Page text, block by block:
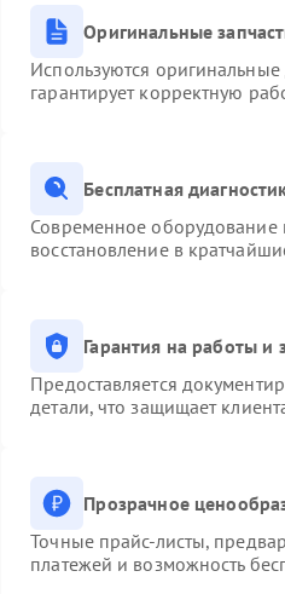
Оригинальные
Используются
гарантирует корректную
Бесплатная
Современное оборудование
восстановление в
Гарантия на работы и
Предоставляется
детали, что защищает
Прозрачное
Точные прайс-листы,
платежей и возможность